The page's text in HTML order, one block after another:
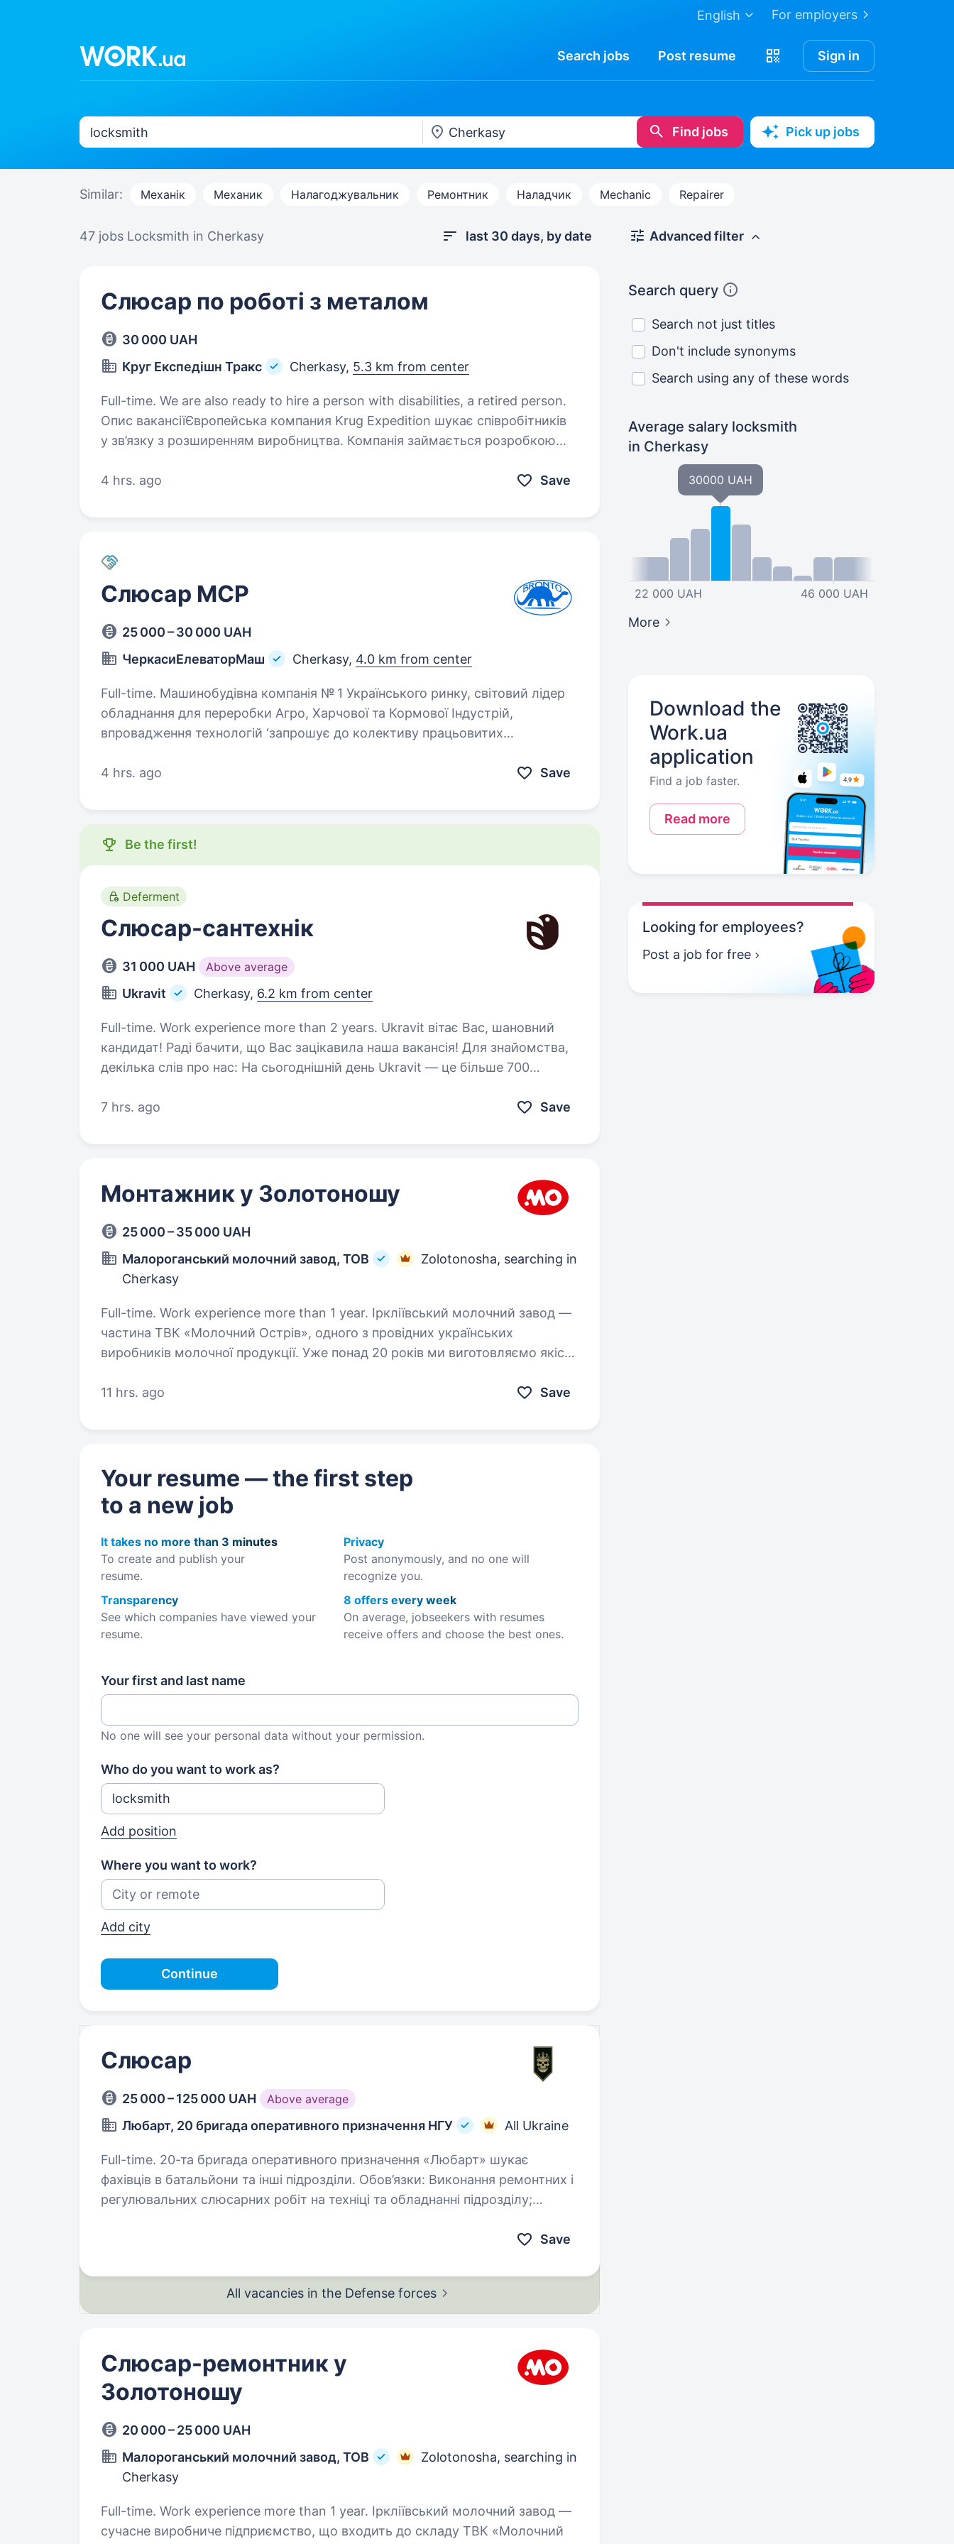
For employers
English
Search jobs Post resume Sign in
Find jobs Pick up jobs
Similar: Механік Механик Налагоджувальник Ремонтник Наладчик Mechanic Repairer
47 jobs Locksmith in Cherkasy last 30 days, by date
Слюсар по роботі з металом
30 000 UAH
Круг Експедішн Тракс
Cherkasy, 5.3 km from center
Full-time. We are also ready to hire a person with disabilities, a retired person.
Опис вакансіїЄвропейська компания Krug Expedition шукає співробітників
у зв’язку з розширенням виробництва. Компанія займається розробкою
Вимоги: …
4 hrs. ago Save
Слюсар МСР
25 000 – 30 000 UAH
ЧеркасиЕлеваторМаш
Cherkasy, 4.0 km from center
Full-time. Машинобудівна компанія № 1 Українського ринку, світовий лідер
обладнання для переробки Агро, Харчової та Кормової Індустрій,
впровадження технологій ‘запрошує до колективу працьовитих
4 hrs. ago
Save
Be the first!
Deferment
Слюсар-сантехнік
31 000 UAH Above average
Ukravit Cherkasy, 6.2 km from center
Full-time. Work experience more than 2 years. Ukravit вітає Вас, шановний
кандидат! Раді бачити, що Вас зацікавила наша вакансія! Для знайомства,
декілька слів про нас: На сьогоднішній день Ukravit — це більше 700
7 hrs. ago
Save
Монтажник у Золотоношу
25 000 – 35 000 UAH
Малороганський молочний завод, ТОВ
Zolotonosha, searching in
Cherkasy
Full-time. Work experience more than 1 year. Іркліївський молочний завод —
частина ТВК «Молочний Острів», одного з провідних українських
виробників молочної продукції. Уже понад 20 років ми виготовляємо якісну
11 hrs. ago
Save
Your resume — the first step
to a new job
It takes no more than 3 minutes
To create and publish your
resume.
Privacy
Post anonymously, and no one will
recognize you.
Transparency
See which companies have viewed your
resume.
8 offers every week
On average, jobseekers with resumes
receive offers and choose the best ones.
Your first and last name
No one will see your personal data without your permission.
Who do you want to work as?
Add position
Where you want to work?
Add city
Continue
Слюсар
25 000 – 125 000 UAH Above average
Любарт, 20 бригада оперативного призначення НГУ All Ukraine
Full-time. 20-та бригада оперативного призначення «Любарт» шукає
фахівців в батальйони та інші підрозділи. Обов’язки: Виконання ремонтних і
регулювальних слюсарних робіт на техніці та обладнанні підрозділу;
Save
All vacancies in the Defense forces
Слюсар-ремонтник у
Золотоношу
20 000 – 25 000 UAH
Малороганський молочний завод, ТОВ
Zolotonosha, searching in
Cherkasy
Full-time. Work experience more than 1 year. Іркліївський молочний завод —
сучасне виробниче підприємство, що входить до складу ТВК «Молочний
Advanced filter
Search query
Search not just titles
Don't include synonyms
Search using any of these words
Average salary locksmith
in Cherkasy
22 000 UAH
30000 UAH
46 000 UAH
More
Download the
Work.ua
application
Find a job faster.
Read more
Looking for employees?
Post a job for free